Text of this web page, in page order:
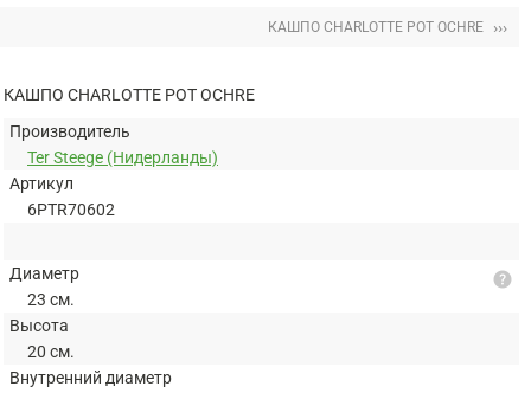
КАШПО CHARLOTTE POT OCHRE ›››
КАШПО CHARLOTTE POT OCHRE
Производитель
Ter Steege (Нидерланды)
Артикул
6PTR70602
Диаметр
23 см.
Высота
20 см.
Внутренний диаметр
help